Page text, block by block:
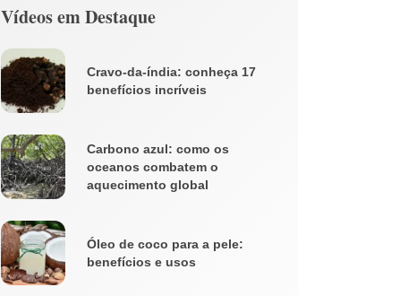
Vídeos em Destaque
Cravo-da-índia: conheça 17
benefícios incríveis
Carbono azul: como os
oceanos combatem o
aquecimento global
Óleo de coco para a pele:
benefícios e usos